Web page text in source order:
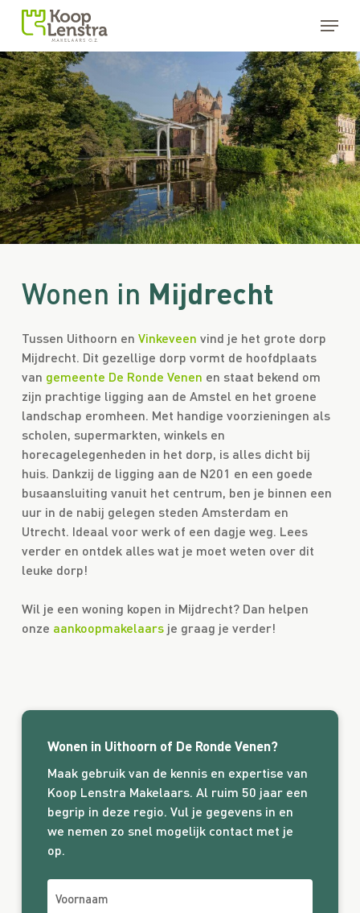
Skip
content
Menu
Wonen in Mijdrecht
Tussen Uithoorn en Vinkeveen vind je het grote dorp
Mijdrecht. Dit gezellige dorp vormt de hoofdplaats
van gemeente De Ronde Venen en staat bekend om
zijn prachtige ligging aan de Amstel en het groene
landschap eromheen. Met handige voorzieningen als
scholen, supermarkten, winkels en
horecagelegenheden in het dorp, is alles dicht bij
huis. Dankzij de ligging aan de N201 en een goede
busaansluiting vanuit het centrum, ben je binnen een
uur in de nabij gelegen steden Amsterdam en
Utrecht. Ideaal voor werk of een dagje weg. Lees
verder en ontdek alles wat je moet weten over dit
leuke dorp!
Wil je een woning kopen in Mijdrecht? Dan helpen
onze aankoopmakelaarsje graag je verder!
Wonen in Uithoorn of De Ronde Venen?
Maak gebruik van de kennis en expertise van
Koop Lenstra Makelaars. Al ruim 50 jaar een
begrip in deze regio. Vul je gegevens in en
we nemen zo snel mogelijk contact met je
op.
Close
Menu